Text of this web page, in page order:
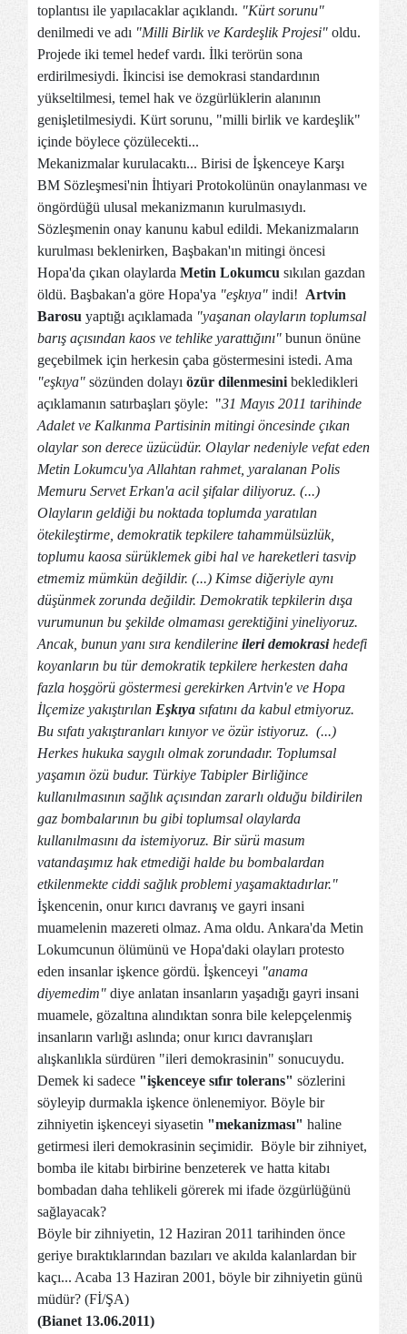
toplantısı ile yapılacaklar açıklandı. "Kürt sorunu"
denilmedi ve adı "Milli Birlik ve Kardeşlik Projesi" oldu.
Projede iki temel hedef vardı. İlki terörün sona
erdirilmesiydi. İkincisi ise demokrasi standardının
yükseltilmesi, temel hak ve özgürlüklerin alanının
genişletilmesiydi. Kürt sorunu, "milli birlik ve kardeşlik"
içinde böylece çözülecekti...
Mekanizmalar kurulacaktı... Birisi de İşkenceye Karşı
BM Sözleşmesi'nin İhtiyari Protokolünün onaylanması ve
öngördüğü ulusal mekanizmanın kurulmasıydı.
Sözleşmenin onay kanunu kabul edildi. Mekanizmaların
kurulması beklenirken, Başbakan'ın mitingi öncesi
Hopa'da çıkan olaylarda Metin Lokumcu sıkılan gazdan
öldü. Başbakan'a göre Hopa'ya "eşkıya" indi! Artvin
Barosu yaptığı açıklamada "yaşanan olayların toplumsal
barış açısından kaos ve tehlike yarattığını" bunun önüne
geçebilmek için herkesin çaba göstermesini istedi. Ama
"eşkıya" sözünden dolayı özür dilenmesini bekledikleri
açıklamanın satırbaşları şöyle: "31 Mayıs 2011 tarihinde
Adalet ve Kalkınma Partisinin mitingi öncesinde çıkan
olaylar son derece üzücüdür. Olaylar nedeniyle vefat eden
Metin Lokumcu'ya Allahtan rahmet, yaralanan Polis
Memuru Servet Erkan'a acil şifalar diliyoruz. (...)
Olayların geldiği bu noktada toplumda yaratılan
ötekileştirme, demokratik tepkilere tahammülsüzlük,
toplumu kaosa sürüklemek gibi hal ve hareketleri tasvip
etmemiz mümkün değildir. (...) Kimse diğeriyle aynı
düşünmek zorunda değildir. Demokratik tepkilerin dışa
vurumunun bu şekilde olmaması gerektiğini yineliyoruz.
Ancak, bunun yanı sıra kendilerine ileri demokrasihedefi
koyanların bu tür demokratik tepkilere herkesten daha
fazla hoşgörü göstermesi gerekirken Artvin'e ve Hopa
İlçemize yakıştırılan Eşkıya sıfatını da kabul etmiyoruz.
Bu sıfatı yakıştıranları kınıyor ve özür istiyoruz. (...)
Herkes hukuka saygılı olmak zorundadır. Toplumsal
yaşamın özü budur. Türkiye Tabipler Birliğince
kullanılmasının sağlık açısından zararlı olduğu bildirilen
gaz bombalarının bu gibi toplumsal olaylarda
kullanılmasını da istemiyoruz. Bir sürü masum
vatandaşımız hak etmediği halde bu bombalardan
etkilenmekte ciddi sağlık problemi yaşamaktadırlar."
İşkencenin, onur kırıcı davranış ve gayri insani
muamelenin mazereti olmaz. Ama oldu. Ankara'da Metin
Lokumcunun ölümünü ve Hopa'daki olayları protesto
eden insanlar işkence gördü. İşkenceyi "anama
diyemedim" diye anlatan insanların yaşadığı gayri insani
muamele, gözaltına alındıktan sonra bile kelepçelenmiş
insanların varlığı aslında; onur kırıcı davranışları
alışkanlıkla sürdüren "ileri demokrasinin" sonucuydu.
Demek ki sadece "işkenceye sıfır tolerans" sözlerini
söyleyip durmakla işkence önlenemiyor. Böyle bir
zihniyetin işkenceyi siyasetin "mekanizması" haline
getirmesi ileri demokrasinin seçimidir. Böyle bir zihniyet,
bomba ile kitabı birbirine benzeterek ve hatta kitabı
bombadan daha tehlikeli görerek mi ifade özgürlüğünü
sağlayacak?
Böyle bir zihniyetin, 12 Haziran 2011 tarihinden önce
geriye bıraktıklarından bazıları ve akılda kalanlardan bir
kaçı... Acaba 13 Haziran 2001, böyle bir zihniyetin günü
müdür? (Fİ/ŞA)
(Bianet 13.06.2011)